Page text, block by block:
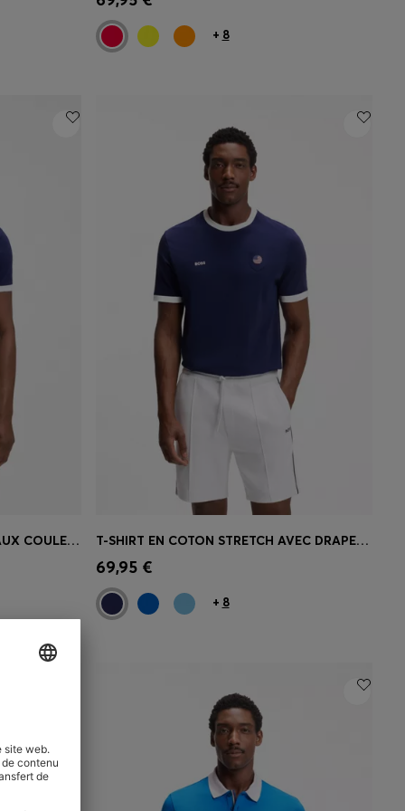
taille)
+ 8
POLO PADDY AVEC FINITIONS AUX COULEURS DU DRAPEAU NATIONAL
Achat rapide
taille)
T-SHIRT EN COTON STRETCH AVEC DRAPEAU DU PAYS ET LOGO
69,95 €
+ 8